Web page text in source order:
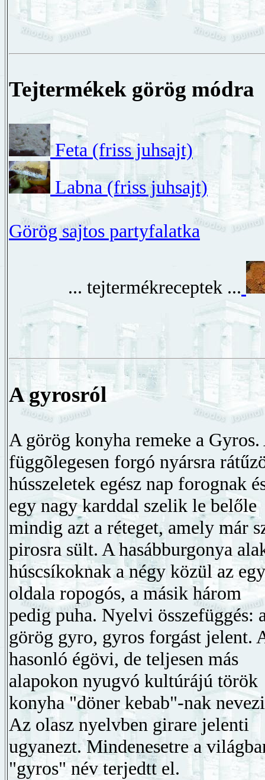
Tejtermékek görög módra
Feta (friss juhsajt)
Labna (friss juhsajt)
Görög sajtos partyfalatka
... tejtermékreceptek ...
A gyrosról
A görög konyha remeke a Gyros.
függõlegesen forgó nyársra
hússzeletek egész nap forognak
egy nagy karddal szelik le belőle
mindig azt a réteget, amely már
pirosra sült. A hasábburgonya
húscsíkoknak a négy közül az
oldala ropogós, a másik három
pedig puha. Nyelvi összefüggés:
görög gyro, gyros forgást jelent.
hasonló égövi, de teljesen más
alapokon nyugvó kultúrájú török
konyha "döner kebab"-nak
Az olasz nyelvben girare jelenti
ugyanezt. Mindenesetre a
"gyros" név terjedtt el.